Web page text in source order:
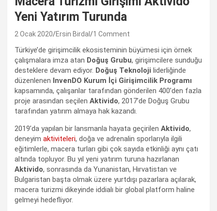
Yeni Yatırım Turunda
2 Ocak 2020 Ersin Birdal 1 Comment
Türkiye’de girişimcilik ekosisteminin büyümesi için örnek
çalışmalara imza atan Doğuş Grubu, girişimcilere sunduğu
desteklere devam ediyor. Doğuş Teknoloji liderliğinde
düzenlenen InvenDO Kurum İçi Girişimcilik Programı
kapsamında, çalışanlar tarafından gönderilen 400’den fazla
proje arasından seçilen Aktivido, 2017’de Doğuş Grubu
tarafından yatırım almaya hak kazandı.
2019’da yapılan bir lansmanla hayata geçirilen Aktivido,
deneyim aktiviteleri, doğa ve adrenalin sporlarıyla ilgili
eğitimlerle, macera turları gibi çok sayıda etkinliği aynı çatı
altında topluyor. Bu yıl yeni yatırım turuna hazırlanan
Aktivido, sonrasında da Yunanistan, Hırvatistan ve
Bulgaristan başta olmak üzere yurtdışı pazarlara açılarak,
macera turizmi dikeyinde iddialı bir global platform haline
gelmeyi hedefliyor.